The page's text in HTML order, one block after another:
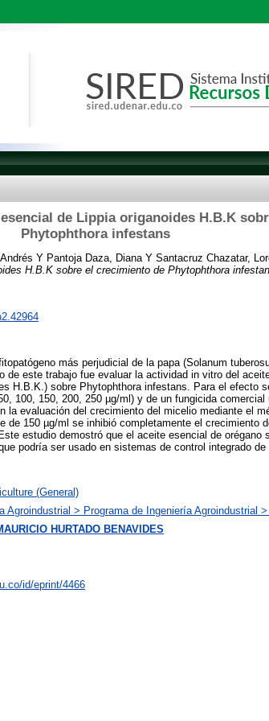
de Lippia origanoides H.B.K
Phytophthora infestans
Y Pantoja Daza, DianaY Santacruz Chazatar,
H.B.K sobre el crecimiento de Phytophthora
más perjudicial de la papa (Solanum
de este trabajo fue evaluar la actividad in vitro del
H.B.K.) sobre Phytophthora infestans. Para el efecto
100, 150, 200, 250 µg/ml) y de un fungicida
la evaluación del crecimiento del micelio mediante el
de 150 µg/ml se inhibió completamente el crecimiento
estudio demostró que el aceite esencial de orégano
podría ser usado en sistemas de control integrado de
(General)
Agroindustrial > Programa de Ingeniería Agroindustrial
HURTADO BENAVIDES
id/eprint/4466